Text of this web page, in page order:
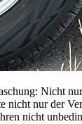
Nicht
nur der
nicht